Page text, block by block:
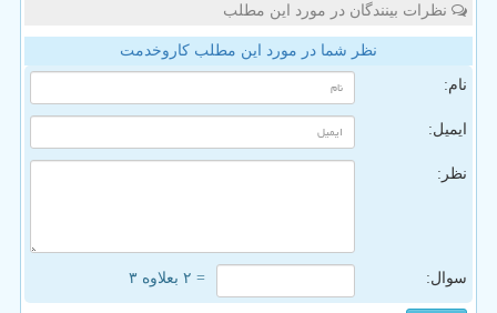
نظرات بینندگان در مورد این مطلب
نظر شما در مورد این مطلب کاروخدمت
نام:
ایمیل:
نظر:
سوال: = ۲ بعلاوه ۳